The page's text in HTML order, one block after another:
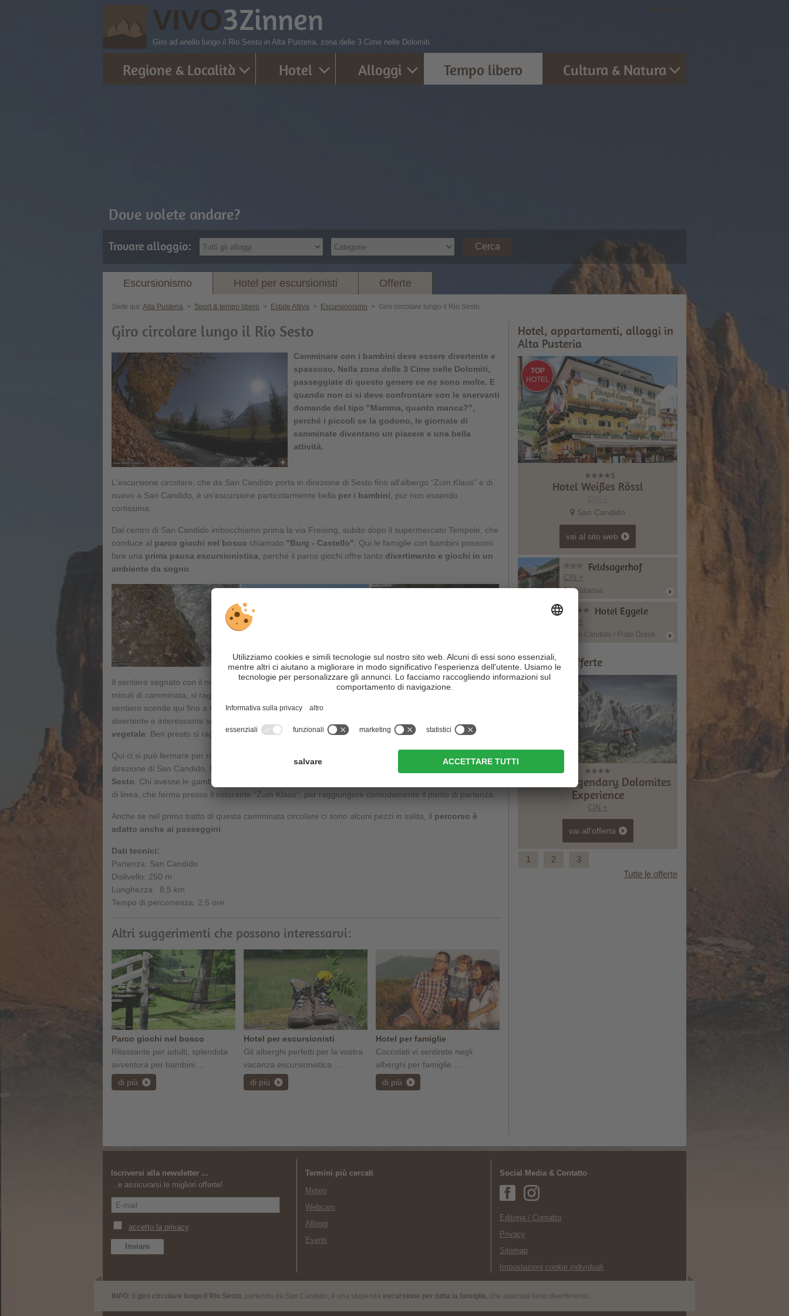
VIVO3Zinnen
Giro ad anello lungo il Rio Sesto in Alta Pusteria, zona delle 3 Cime nelle Dolomiti
Dove volete andare?
Trovare alloggio: Cerca
Regione & Località Hotel Alloggi Tempo libero Cultura & Natura
Escursionismo Hotel per escursionisti Offerte
Siete qui: Alta Pusteria > Sport & tempo libero > Estate Attiva > Escursionismo > Giro circolare lungo il Rio Sesto
Giro circolare lungo il Rio Sesto
Camminare con i bambini deve essere divertente e
spassoso. Nella zona delle 3 Cime nelle Dolomiti,
passeggiate di questo genere ce ne sono molte. E
quando non ci si deve confrontare con le snervanti
domande del tipo "Mamma, quanto manca?",
perché i piccoli se la godono, le giornate di
camminate diventano un piacere e una bella
attività.
L'escursione circolare, che da San Candido porta in direzione di Sesto fino all'albergo “Zum Klaus” e di
nuovo a San Candido, è un'escursione particolarmente bella per i bambini , pur non essendo
cortissima.
Dal centro di San Candido imbocchiamo prima la via Freising, subito dopo il supermercato Tempele, che
conduce al parco giochi nel bosco chiamato "Burg - Castello" . Qui le famiglie con bambini possono
fare una prima pausa escursionistica , perché il parco giochi offre tanto divertimento e giochi in un
ambiente da sogno
Il sentiero segnato con il numero 4 porta poi in direzione di Monte Elmo, fino a che, dopo circa 20
minuti di camminata, si raggiunge un bivio. Qui bisogna seguire l'indicazione Val Campo di Dentro. Il
sentiero scende qui fino a raggiungere ilRio Sesto. Camminare lungo il gorgogliante torrente è
divertente e interessante soprattutto per i bambini, che possono scoprire molto sul
vegetale . Ben presto si raggiunge così anche il ristorante"Zum Klaus".
Qui ci si può fermare per rifocillarsi e riposare, prima di proseguire lungo una bella strada forestale in
direzione di San Candido. Questo sentiero è utilizzato anche come
Sesto . Chi avesse le gambe troppo stanche per continuare, ha l'ottima alternativa di salire sul pullman
di linea, che ferma presso il ristorante "Zum Klaus", per raggiungere comodamente il punto di partenza.
Anche se nel primo tratto di questa camminata circolare ci sono alcuni pezzi in salita, il percorso è
adatto anche ai passeggini
Dati tecnici:
Partenza: San Candido
Dislivello: 250 m
Lunghezza: 8,5 km
Tempo di percorrenza: 2,5 ore
Altri suggerimenti che possono interessarvi:
Parco giochi nel bosco
Rilassante per adulti, splendida
avventura per bambini ...
di più
Hotel per escursionisti
Gli alberghi perfetti per la vostra
vacanza escursionistica ...
di più
Hotel per famiglie
Coccolati vi sentirete negli
alberghi per famiglie ...
di più
Hotel, appartamenti, alloggi in
Alta Pusteria
TOP
HOTEL
Hotel Weißes Rössl
San Candido
vai al sito web
Feldsagerhof
CIN +
Villabassa
Hotel Eggele
CIN +
San Candido / Prato Drava
Consigli & Offerte
Laurin’s Legendary Dolomites
Experience
CIN +
vai all'offerta
1 2
3
Tutte le offerte
Iscriversi alla newsletter ...
...e assicurarsi le migliori offerte!
Termini più cercati
Meteo
Webcam
Alloggi
Eventi
Social Media & Contatto
Editoria / Contatto
Privacy
Sitemap
Impostazioni cookie individuali
INFO: giro circolare lungo il Rio Sesto, partendo da San Candido, è una stupenda escursione per tutta la famiglia, che assicura tanto divertimento.